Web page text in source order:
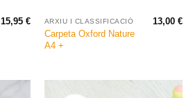
15,95€ ARXIU I CLASSIFICACIÓ
Carpeta Oxford Nature
A4 +
13,00€